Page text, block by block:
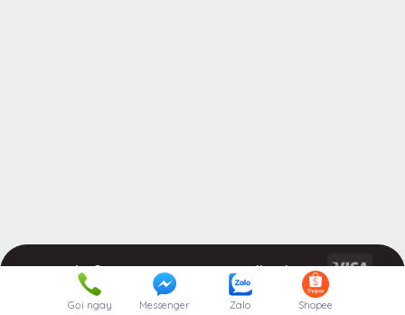
Copyright © 2026 KRASSVIETNAM.All rights
reserved.
Gọi ngay Messenger Zalo Shopee